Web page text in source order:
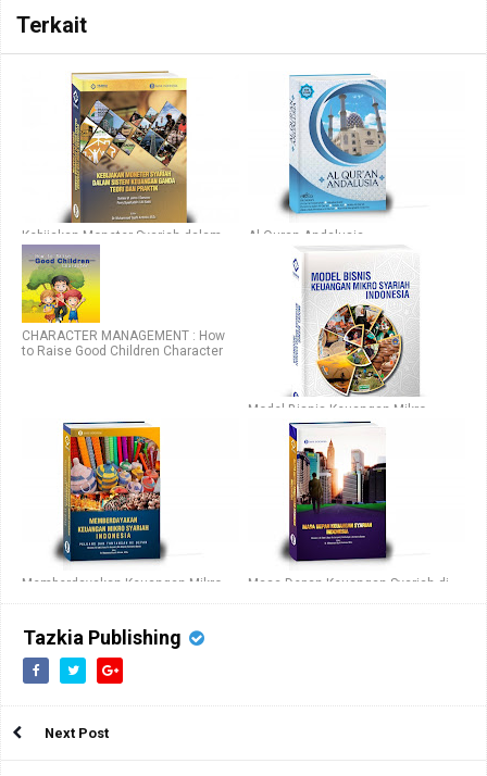
Terkait
Kebijakan Moneter Syariah dalam
Sistem Keuangan Ganda
Al-Quran Andalusia
CHARACTER MANAGEMENT : How
to Raise Good Children Character
Model Bisnis Keuangan Mikro
Syariah Indonesia
Memberdayakan Keuangan Mikro
Masa Depan Keuangan Syariah di
Tazkia Publishing
Next Post